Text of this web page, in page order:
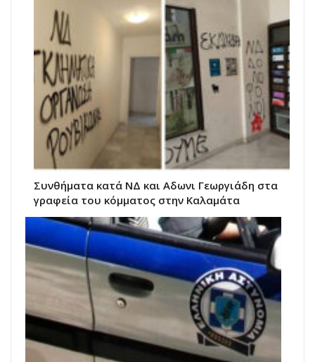
Συνθήματα κατά ΝΔ και Αδωνι Γεωργιάδη στα
γραφεία του κόμματος στην Καλαμάτα